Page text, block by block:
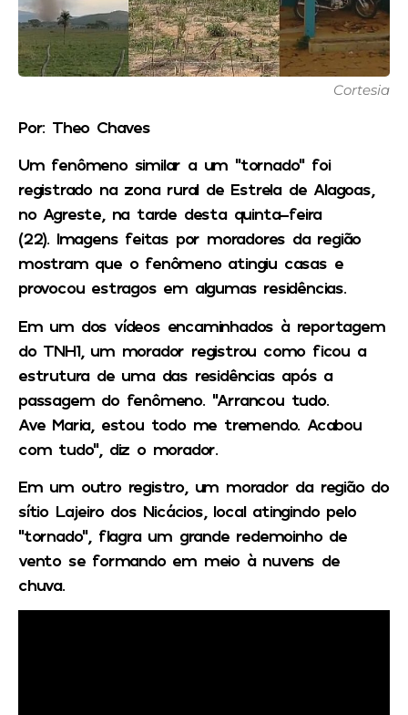
Cortesia
Por: Theo Chaves
Um fenômeno similar a um “tornado” foi
registrado na zona rural de Estrela de Alagoas,
no Agreste, na tarde desta quinta-feira
(22). Imagens feitas por moradores da região
mostram que o fenômeno atingiu casas e
provocou estragos em algumas residências.
Em um dos vídeos encaminhados à reportagem
doTNH1, um morador registrou como ficou a
estrutura de uma das residências após a
passagem do fenômeno. “Arrancou tudo.
Ave Maria, estou todo me tremendo. Acabou
com tudo”, diz o morador.
Em um outro registro, um morador da região do
sítio Lajeiro dos Nicácios, local atingindo pelo
“tornado”, flagra um grande redemoinho de
vento se formando em meio à nuvens de
chuva.